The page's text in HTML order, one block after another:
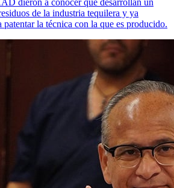
de la industria tequilera y ya
la técnica con la que es producido.